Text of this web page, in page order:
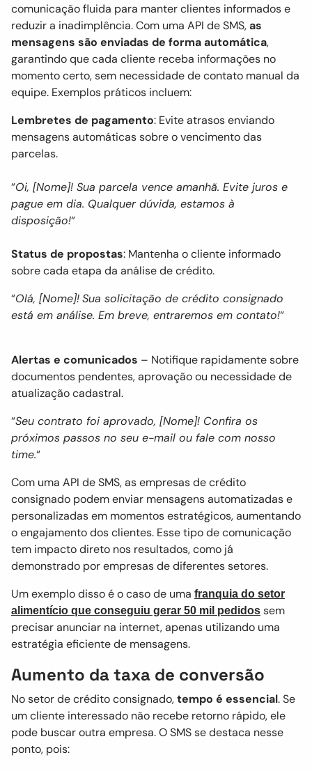
comunicação fluida para manter clientes informados e
reduzir a inadimplência. Com uma API de SMS,as
mensagens são enviadas de forma automática,
garantindo que cada cliente receba informações no
momento certo, sem necessidade de contato manual da
equipe. Exemplos práticos incluem:
Lembretes de pagamento: Evite atrasos enviando
mensagens automáticas sobre o vencimento das
parcelas.
“Oi, [Nome]! Sua parcela vence amanhã. Evite juros e
pague em dia. Qualquer dúvida, estamos à
disposição!“
Status de propostas: Mantenha o cliente informado
sobre cada etapa da análise de crédito.
“Olá, [Nome]!Sua solicitação de crédito consignado
está em análise. Em breve, entraremos em contato!“
Alertas e comunicados – Notifique rapidamente sobre
documentos pendentes, aprovação ou necessidade de
atualização cadastral.
“Seu contrato foi aprovado, [Nome]! Confira os
próximos passos no seu e-mail ou fale com nosso
time.“
Com uma API de SMS, as empresas de crédito
consignado podem enviar mensagens automatizadas e
personalizadas em momentos estratégicos, aumentando
o engajamento dos clientes. Esse tipo de comunicação
tem impacto direto nos resultados, como já
demonstrado por empresas de diferentes setores.
Um exemplo disso é o caso de uma franquia do setor
alimentício que conseguiu gerar 50 mil pedidos sem
precisar anunciar na internet, apenas utilizando uma
estratégia eficiente de mensagens.
Aumento da taxa de conversão
No setor de crédito consignado,tempo é essencial. Se
um cliente interessado não recebe retorno rápido, ele
pode buscar outra empresa. O SMS se destaca nesse
ponto, pois: